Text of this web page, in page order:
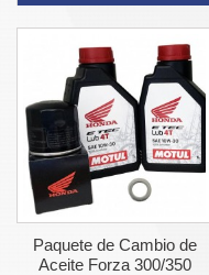
Paquete de Cambio de
Aceite Forza 300/350